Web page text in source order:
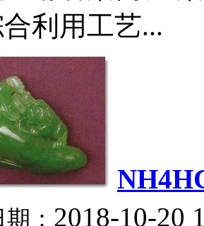
利用工艺...
期： 2018-10-20